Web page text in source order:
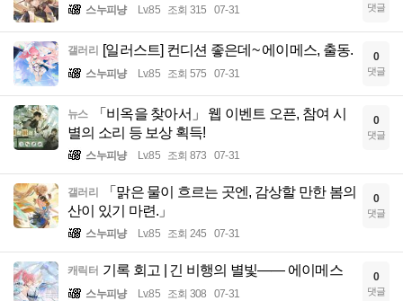
스누피냥 Lv.85 조회 315 07-31 댓글
갤러리 [일러스트] 컨디션 좋은데~ 에이메스, 출동.
스누피냥 Lv.85 조회 575 07-31
0
댓글
뉴스
「비옥을 찾아서」 웹 이벤트 오픈, 참여 시
별의 소리 등 보상 획득!
스누피냥 Lv.85 조회 873 07-31
0
댓글
갤러리
「맑은 물이 흐르는 곳엔, 감상할 만한 봄의
산이 있기 마련.」
스누피냥 Lv.85 조회 245 07-31
0
댓글
캐릭터 기록 회고 | 긴 비행의 별빛—— 에이메스
스누피냥 Lv.85 조회 308 07-31
0
댓글